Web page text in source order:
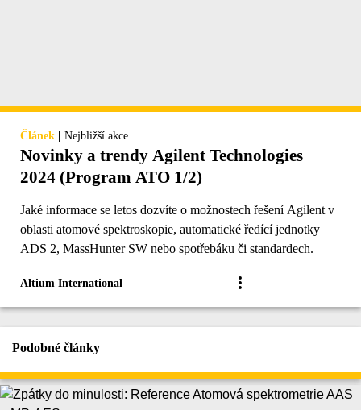
Článek | Nejbližší akce
Novinky a trendy Agilent Technologies
2024 (Program ATO 1/2)
Jaké informace se letos dozvíte o možnostech řešení Agilent v
oblasti atomové spektroskopie, automatické ředící jednotky
ADS 2, MassHunter SW nebo spotřebáku či standardech.
Altium International
Podobné články